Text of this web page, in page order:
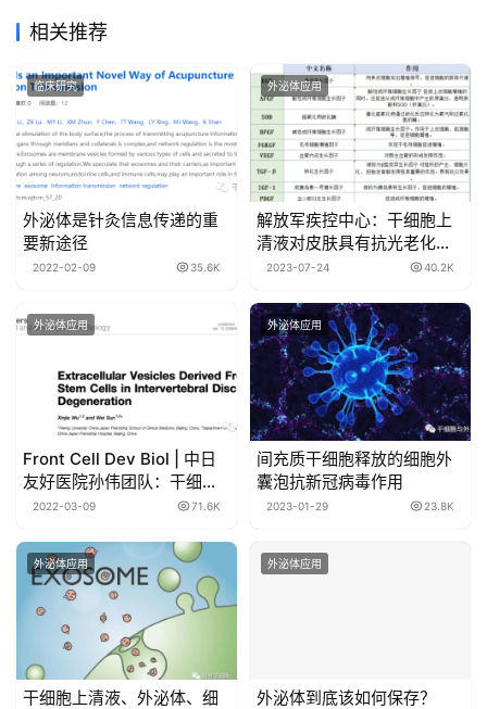
相关推荐
临床研究
外泌体是针灸信息传递的重
要新途径
2022-02-09 35.6K
外泌体应用
解放军疾控中心：干细胞上
清液对皮肤具有抗光老化作
用2023-07-24 40.2K
外泌体应用
Front Cell Dev Biol | 中日
友好医院孙伟团队：干细胞
来源细胞外囊泡在椎间盘退
2022-03-09 71.6K
外泌体应用
间充质干细胞释放的细胞外
囊泡抗新冠病毒作用
2023-01-29 23.8K
外泌体应用
干细胞上清液、外泌体、细
外泌体应用
外泌体到底该如何保存？